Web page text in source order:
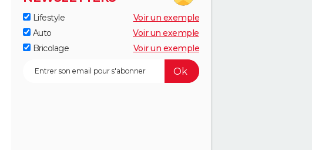
Lifestyle
Voir un exemple
Auto
Voir un exemple
Bricolage
Voir un exemple